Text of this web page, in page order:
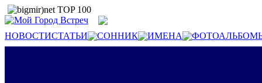
НОВОСТИСТАТЬИ СОННИК ИМЕНА